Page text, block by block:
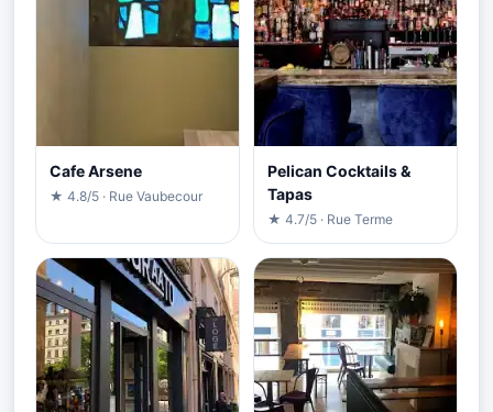
Cafe Arsene
★ 4.8/5 · Rue Vaubecour
Pelican Cocktails &
Tapas
★ 4.7/5 · Rue Terme